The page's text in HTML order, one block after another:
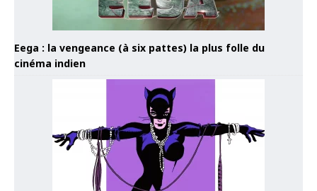
Eega : la vengeance (à six pattes) la plus folle du
cinéma indien